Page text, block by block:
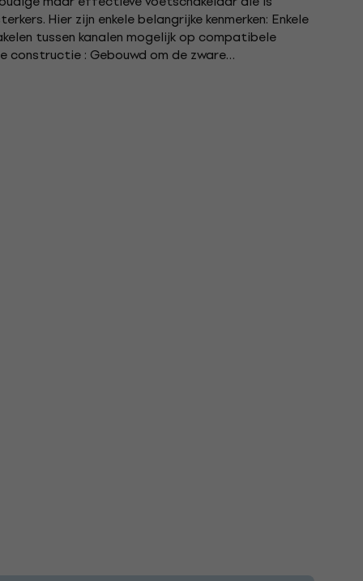
Hier zijn enkele belangrijke kenmerken: Enkele
tussen kanalen mogelijk op compatibele
constructie : Gebouwd om de zware
en oefensessies te...